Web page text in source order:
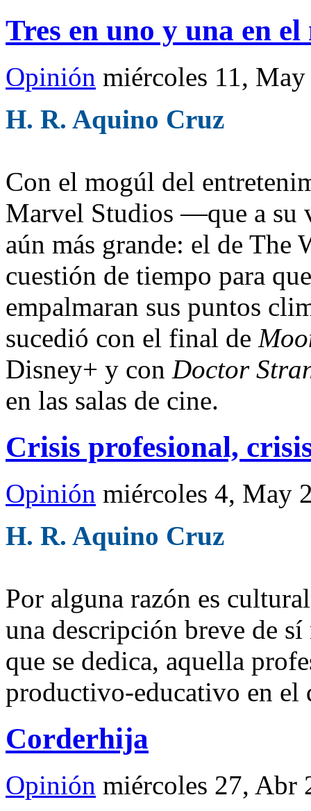
Tres en uno y una en
Opinión miércoles 11,
H. R. Aquino Cruz
Con el mogúl del
Marvel Studios —que a su
aún más grande: el de
cuestión de tiempo para
empalmaran sus puntos
sucedió con el final de
Disney+ y con Doctor
en las salas de cine.
Crisis profesional,
Opinión miércoles 4, May
H. R. Aquino Cruz
Por alguna razón es
una descripción breve de
que se dedica, aquella
productivo-educativo en el
Corderhija
Opinión miércoles 27, Abr